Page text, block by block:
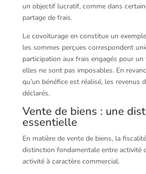
un objectif lucratif, comme dans
partage de frais.
Le covoiturage en constitue un
les sommes perçues correspondent
participation aux frais engagés pour
elles ne sont pas imposables. En
qu’un bénéfice est réalisé, les revenus
déclarés.
Vente de biens : une
essentielle
En matière de vente de biens, la
distinction fondamentale entre activité
activité à caractère commercial.